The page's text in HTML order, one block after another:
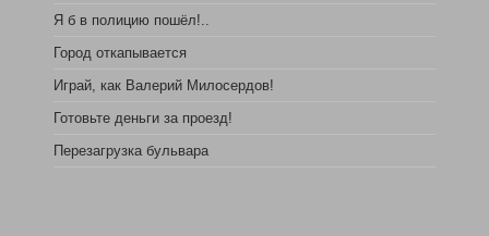
Я б в полицию пошёл!..
Город откапывается
Играй, как Валерий Милосердов!
Готовьте деньги за проезд!
Перезагрузка бульвара